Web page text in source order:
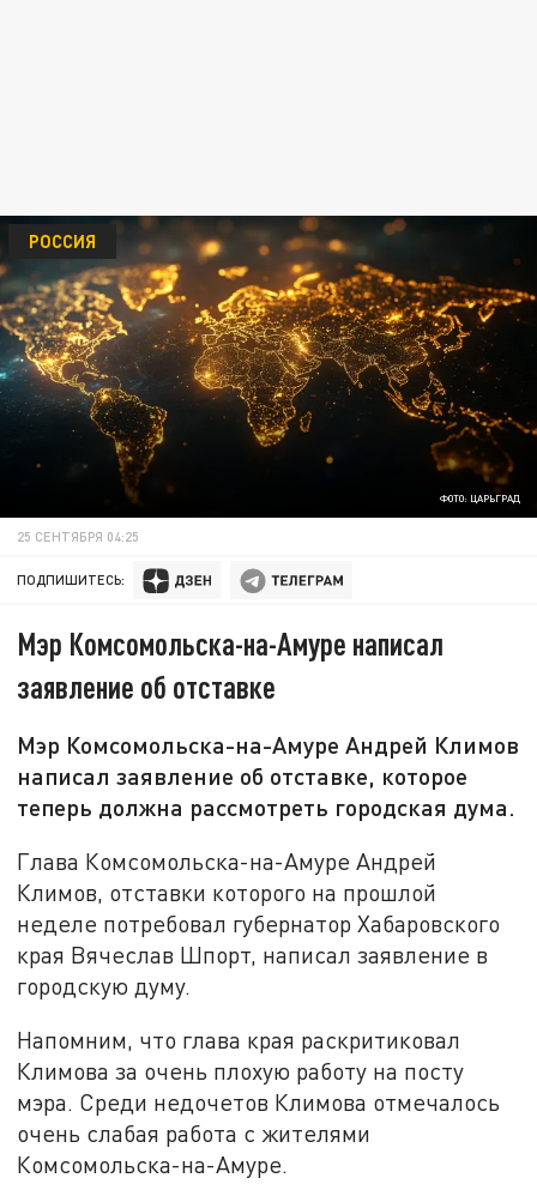
ФОТО: ЦАРЬГРАД
РОССИЯ
25 СЕНТЯБРЯ 04:25
ПОДПИШИТЕСЬ:
Мэр Комсомольска-на-Амуре написал
заявление об отставке
Мэр Комсомольска-на-Амуре Андрей Климов
написал заявление об отставке, которое
теперь должна рассмотреть городская дума.
Глава Комсомольска-на-Амуре Андрей
Климов, отставки которого на прошлой
неделе потребовал губернатор Хабаровского
края Вячеслав Шпорт, написал заявление в
городскую думу.
Напомним, что глава края раскритиковал
Климова за очень плохую работу на посту
мэра. Среди недочетов Климова отмечалось
очень слабая работа с жителями
Комсомольска-на-Амуре.